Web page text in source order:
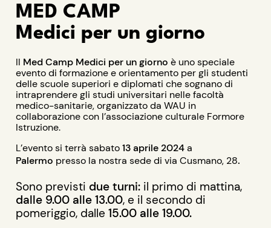
MED CAMP
Medici per un giorno
Il Med Camp Medici per un giorno è uno speciale
evento di formazione e orientamento per gli studenti
delle scuole superiori e diplomati che sognano di
intraprendere gli studi universitari nelle facoltà
medico-sanitarie, organizzato da WAU in
collaborazione con l’associazione culturale Formore
Istruzione.
L’evento si terrà sabato13 aprile 2024a
Palermo presso la nostra sede di via Cusmano, 28.
Sono previsti due turni: il primo di mattina,
dalle 9.00 alle 13.00, e il secondo di
pomeriggio, dalle 15.00 alle 19.00.